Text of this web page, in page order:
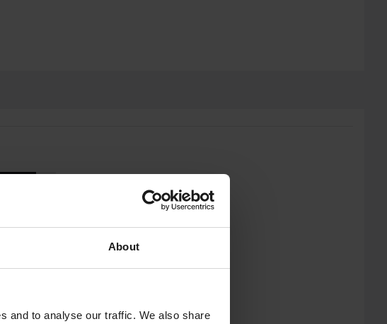
About
and to analyse our traffic. We also share